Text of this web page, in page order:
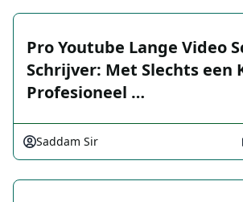
Pro Youtube Lange Video
Schrijver: Met Slechts een
Profesioneel …
Saddam Sir